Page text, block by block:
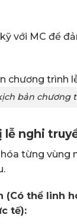
với MC để
bản chương
lễ nghi
từng vùng
(Có thể linh
tế):